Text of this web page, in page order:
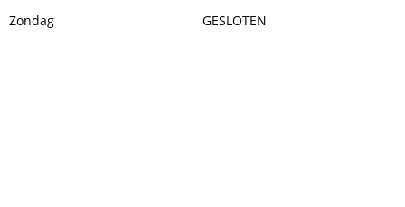
Zondag
GESLOTEN